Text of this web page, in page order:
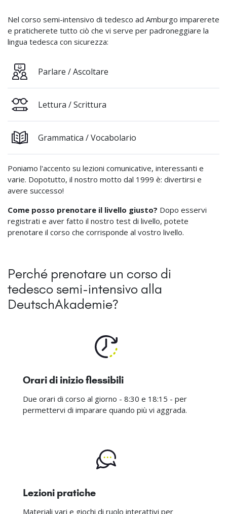
Nel corso semi-intensivo di tedesco ad Amburgo imparerete
e praticherete tutto ciò che vi serve per padroneggiare la
lingua tedesca con sicurezza:
Parlare / Ascoltare
Lettura / Scrittura
Grammatica / Vocabolario
Poniamo l'accento su lezioni comunicative, interessanti e
varie. Dopotutto, il nostro motto dal 1999 è: divertirsi e
avere successo!
Come posso prenotare il livello giusto? Dopo esservi
registrati e aver fatto il nostro test di livello, potete
prenotare il corso che corrisponde al vostro livello.
Perché prenotare un corso di
tedesco semi-intensivo alla
DeutschAkademie?
Orari di inizio flessibili
Due orari di corso al giorno - 8:30 e 18:15 - per
permettervi di imparare quando più vi aggrada.
Lezioni pratiche
Materiali vari e giochi di ruolo interattivi per